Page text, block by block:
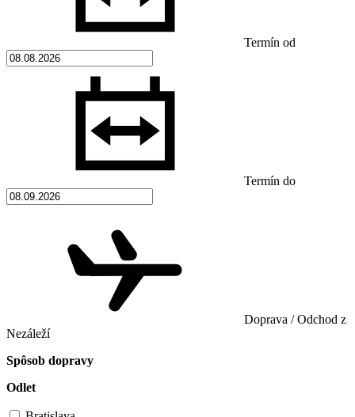
Termín od
Termín do
Doprava / Odchod z
Nezáleží
Spôsob dopravy
Odlet